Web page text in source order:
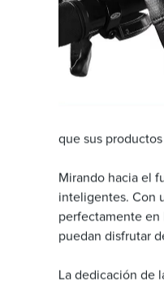
que sus
Mirando hacia el
inteligentes. Con
perfectamente en
puedan disfrutar
La dedicación de